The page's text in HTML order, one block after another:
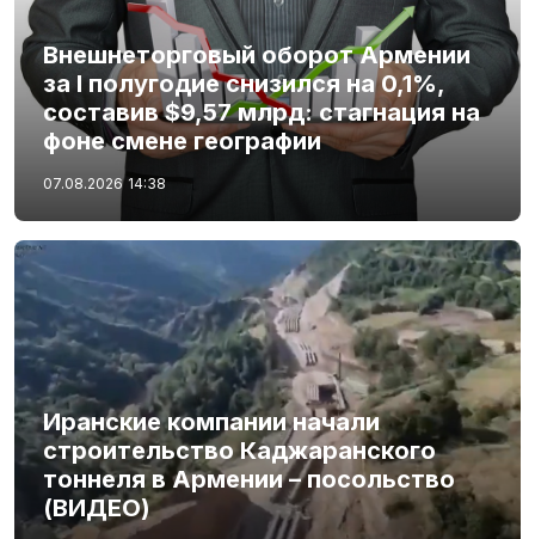
Внешнеторговый оборот Армении
за I полугодие снизился на 0,1%,
составив $9,57 млрд: стагнация на
фоне смене географии
07.08.2026 14:38
Иранские компании начали
строительство Каджаранского
тоннеля в Армении – посольство
(ВИДЕО)